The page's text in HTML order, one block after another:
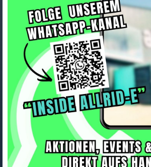
Das Team vonallrid-E wird Euch ehrlich
beraten. Wir gehen auf Eure Wünsche
ein und finden genau das richtige Bike für
klappt das, wenn Ihr Euch auf ausgiebiges
einlasst. Denn nur, wenn Ihr wirklich
neuen Gefährt und alles passt, haben wir
gemacht. Eure Zufriedenheit ist unsere
Wir gehen für Euch mit gutem
voran: